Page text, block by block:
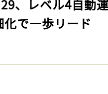
、レベル4自動
で一歩リード